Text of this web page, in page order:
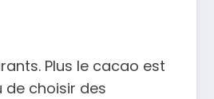
Plus le cacao est
de choisir des